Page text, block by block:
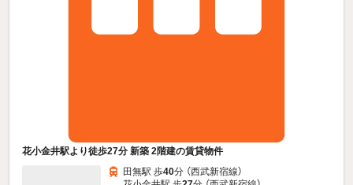
花小金井駅より徒歩27分 新築 2階建の賃貸物件
田無駅 歩40分 （西武新宿線）